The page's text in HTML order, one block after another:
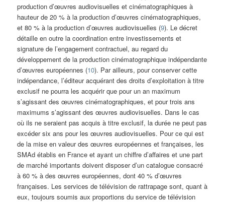
production d’œuvres audiovisuelles et cinématographiques à
hauteur de 20 % à la production d’œuvres cinématographiques,
et 80 % à la production d’œuvres audiovisuelles (9). Le décret
détaille en outre la coordination entre investissements et
signature de l’engagement contractuel, au regard du
développement de la production cinématographique indépendante
d’œuvres européennes (10). Par ailleurs, pour conserver cette
indépendance, l’éditeur acquérant des droits d’exploitation à titre
exclusif ne pourra les acquérir que pour un an maximum
s’agissant des œuvres cinématographiques, et pour trois ans
maximums s’agissant des œuvres audiovisuelles. Dans le cas
où ils ne seraient pas acquis à titre exclusif, la durée ne peut pas
excéder six ans pour les œuvres audiovisuelles. Pour ce qui est
de la mise en valeur des œuvres européennes et françaises, les
SMAd établis en France et ayant un chiffre d’affaires et une part
de marché importants doivent disposer d’un catalogue consacré
à 60 % à des œuvres européennes, dont 40 % d’œuvres
françaises. Les services de télévision de rattrapage sont, quant à
eux, toujours soumis aux proportions du service de télévision